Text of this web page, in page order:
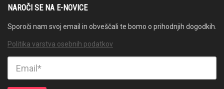
NAROČI SE NA E-NOVICE
Sporoči nam svoj email in obveščali te bomo o prihodnjih dogodkih.
Politika varstva osebnih podatkov